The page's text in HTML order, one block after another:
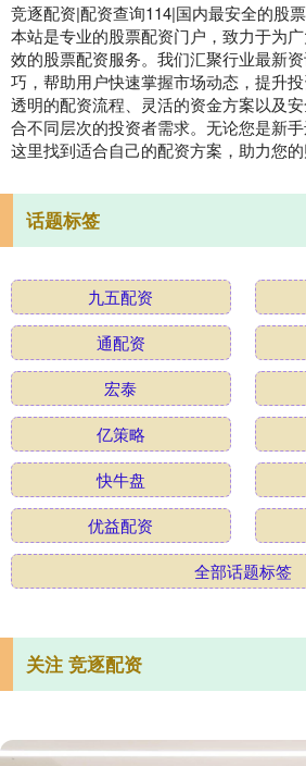
竞逐配资|配资查询114|国内最安全的股
本站是专业的股票配资门户，致力于为
效的股票配资服务。我们汇聚行业最新
巧，帮助用户快速掌握市场动态，提升
透明的配资流程、灵活的资金方案以及
合不同层次的投资者需求。无论您是新
这里找到适合自己的配资方案，助力您的
话题标签
九五配资
通配资
宏泰
亿策略
快牛盘
优益配资
全部话题标签
关注 竞逐配资